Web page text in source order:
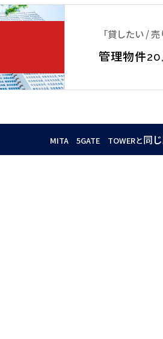
自信をもってご紹介できる物件です。
す。さらに都営三田線白金高輪駅など全部
「貸したい /
管理物件
MITA 5GATE TOWERと同